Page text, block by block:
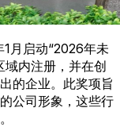
月启动“2026年未
域内注册，并在创
的企业。此奖项旨
公司形象，这些行